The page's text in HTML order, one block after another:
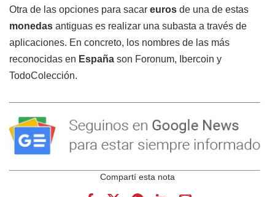
Otra de las opciones para sacar euros de una de estas
monedas antiguas es realizar una subasta a través de
aplicaciones. En concreto, los nombres de las más
reconocidas en España son Foronum, Ibercoin y
TodoColección.